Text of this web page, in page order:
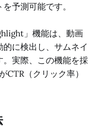
予測可能です。
」機能は、動画
に検出し、サムネイ
実際、この機能を採
CTR（クリック率）